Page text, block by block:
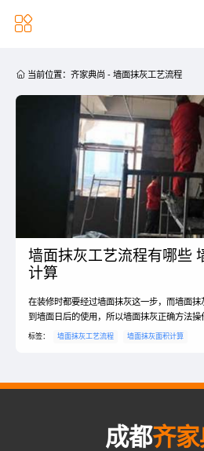

 当前位置： 齐家典尚 - 墙面抹灰工艺流程
墙面抹灰工艺流程有哪些
计算
在装修时都要经过墙面抹灰这一步，而墙面
到墙面日后的使用，所以墙面抹灰正确方法操
家介绍墙面抹灰工艺流程有哪些？墙面抹灰面
标签： 墙面抹灰工艺流程 墙面抹灰面积计算
成都齐